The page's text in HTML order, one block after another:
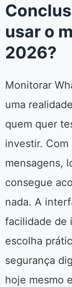
usar o
2026?
Monitorar
uma
quem quer
investir.
mensagens,
consegue
nada. A
facilidade de
escolha
segurança
hoje mesmo